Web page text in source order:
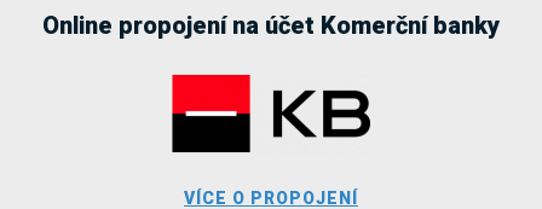
Online propojení na účet Komerční banky
VÍCE O PROPOJENÍ